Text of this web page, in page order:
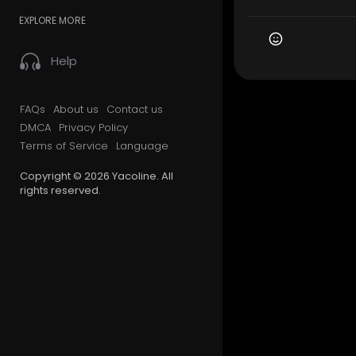
EXPLORE MORE
Help
FAQs About us
Contact us
DMCA Privacy Policy
Terms of Service
Language
Copyright © 2026 Yacoline. All
rights reserved.